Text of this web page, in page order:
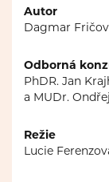
Autor
Dagmar
Odborná
PhDR. Jan
a MUDr.
Režie
Lucie